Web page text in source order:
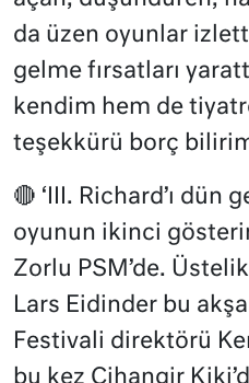
da üzen oyunlar
gelme fırsatları
kendim hem de
teşekkürü borç
🔴 ‘III. Richard’ı dün
oyunun ikinci
Zorlu PSM’de. Üstelik
Lars Eidinder bu
Festivali direktörü
bu kez Cihangir